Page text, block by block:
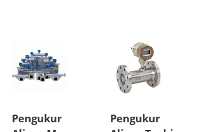
osilasi fluida
yang
dikembangkan
prinsip "Kaman
tampilan digital
untuk
keperluan
monitor
Pengukur
Pengukur